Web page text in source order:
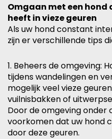
Omgaan met een
heeft in vieze geuren
Als uw hond constant
zijn er verschillende tips
1. Beheers de omgeving:
tijdens wandelingen en
mogelijk veel vieze
vuilnisbakken of
Door de omgeving onder
voorkomen dat uw hond
door deze geuren.